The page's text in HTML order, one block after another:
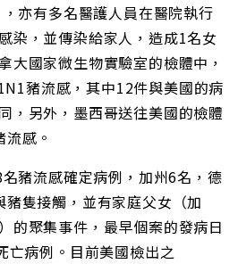
亦有多名醫護人員在醫院執行
染，並傳染給家人，造成1名女
大國家微生物實驗室的檢體中，
豬流感，其中12件與美國的病
，另外，墨西哥送往美國的檢體
感。
豬流感確定病例，加州6名，德
隻接觸，並有家庭父女（加
的聚集事件，最早個案的發病日
亡病例。目前美國檢出之